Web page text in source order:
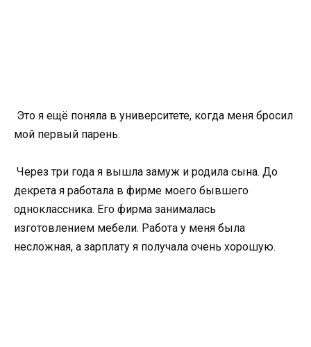
Это я ещё поняла в университете, когда меня бросил
мой первый парень.
Через три года я вышла замуж и родила сына. До
декрета я работала в фирме моего бывшего
одноклассника. Его фирма занималась
изготовлением мебели. Работа у меня была
несложная, а зарплату я получала очень хорошую.